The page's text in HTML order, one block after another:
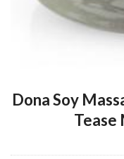
Dona Soy
Tease